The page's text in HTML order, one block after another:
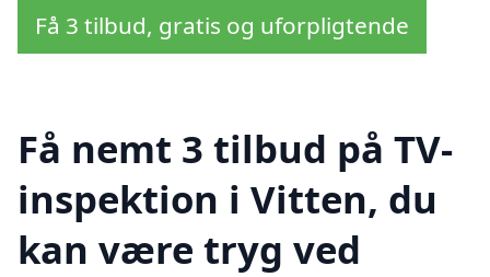
Få 3 tilbud, gratis og uforpligtende
Få nemt 3 tilbud på TV-
inspektion i Vitten, du
kan være tryg ved